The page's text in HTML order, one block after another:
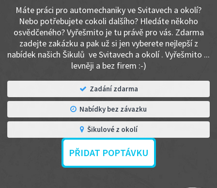
Máte práci pro automechaniky ve Svitavech a okolí?
Nebo potřebujete cokoli dalšího? Hledáte někoho
osvědčeného? Vyřešmito je tu právě pro vás. Zdarma
zadejte zakázku a pak už si jen vyberete nejlepší z
nabídek našich Šikulů ve Svitavech a okolí . Vyřešmito ...
levněji a bez firem :-)
Zadání zdarma
Nabídky bez závazku
Šikulové z okolí
PŘIDAT POPTÁVKU